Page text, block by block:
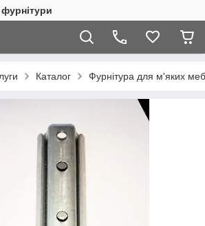
Каталог Фурнітура для м'яких